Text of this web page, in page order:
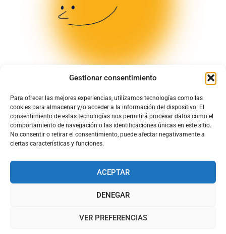
Gestionar consentimiento
Para ofrecer las mejores experiencias, utilizamos tecnologías como las
cookies para almacenar y/o acceder a la información del dispositivo. El
consentimiento de estas tecnologías nos permitirá procesar datos como el
comportamiento de navegación o las identificaciones únicas en este sitio.
No consentir o retirar el consentimiento, puede afectar negativamente a
ciertas características y funciones.
ACEPTAR
DENEGAR
VER PREFERENCIAS
© Todos los derechos quedan reservados para Chapela de Cuenca